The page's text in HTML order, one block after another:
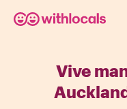
Vive